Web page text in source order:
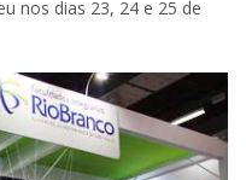
nos dias 23, 24 e 25 de